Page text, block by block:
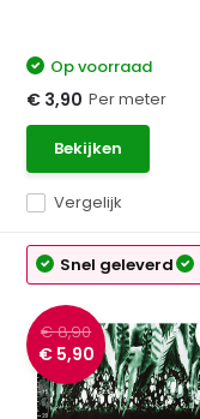
Vergelijk
Op voorraad
€ 3,90 Per meter
Bekijken
Snel geleverd
€ 8,90
€ 5,90